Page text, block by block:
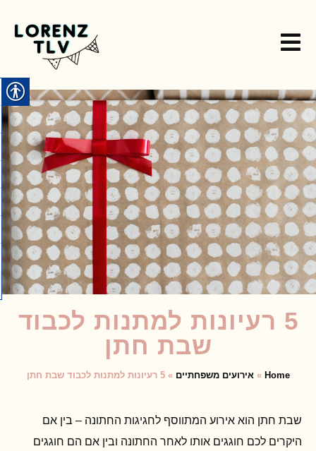
5 רעיונות למתנות לכבוד
שבת חתן
Home
»אירועים משפחתיים »5 רעיונות למתנות לכבוד שבת חתן
שבת חתן הוא אירוע המתווסף לחגיגות החתונה – בין אם
היקרים לכם חוגגים אותו לאחר החתונה ובין אם הם חוגגים